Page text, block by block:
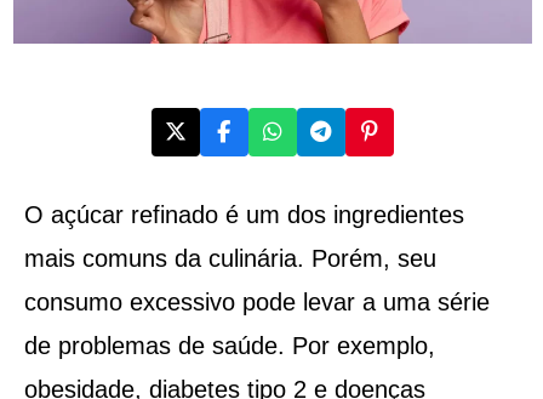
O açúcar refinado é um dos ingredientes
mais comuns da culinária. Porém, seu
consumo excessivo pode levar a uma série
de problemas de saúde. Por exemplo,
obesidade, diabetes tipo 2 e doenças